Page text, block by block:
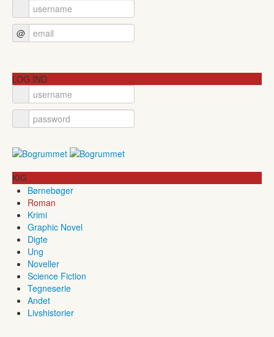
@
LOG IND
KIG
Børnebøger
Roman
Krimi
Graphic Novel
Digte
Ung
Noveller
Science Fiction
Tegneserie
Andet
Livshistorier